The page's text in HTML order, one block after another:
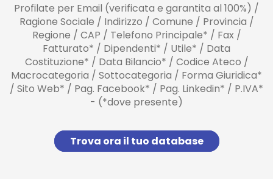
Profilate per Email (verificata e garantita al 100%) /
Ragione Sociale / Indirizzo / Comune / Provincia /
Regione / CAP / Telefono Principale* / Fax /
Fatturato* / Dipendenti* / Utile* / Data
Costituzione* / Data Bilancio* / Codice Ateco /
Macrocategoria / Sottocategoria / Forma Giuridica*
/ Sito Web* / Pag. Facebook* / Pag. Linkedin* / P.IVA*
- (*dove presente)
Trova ora il tuo database